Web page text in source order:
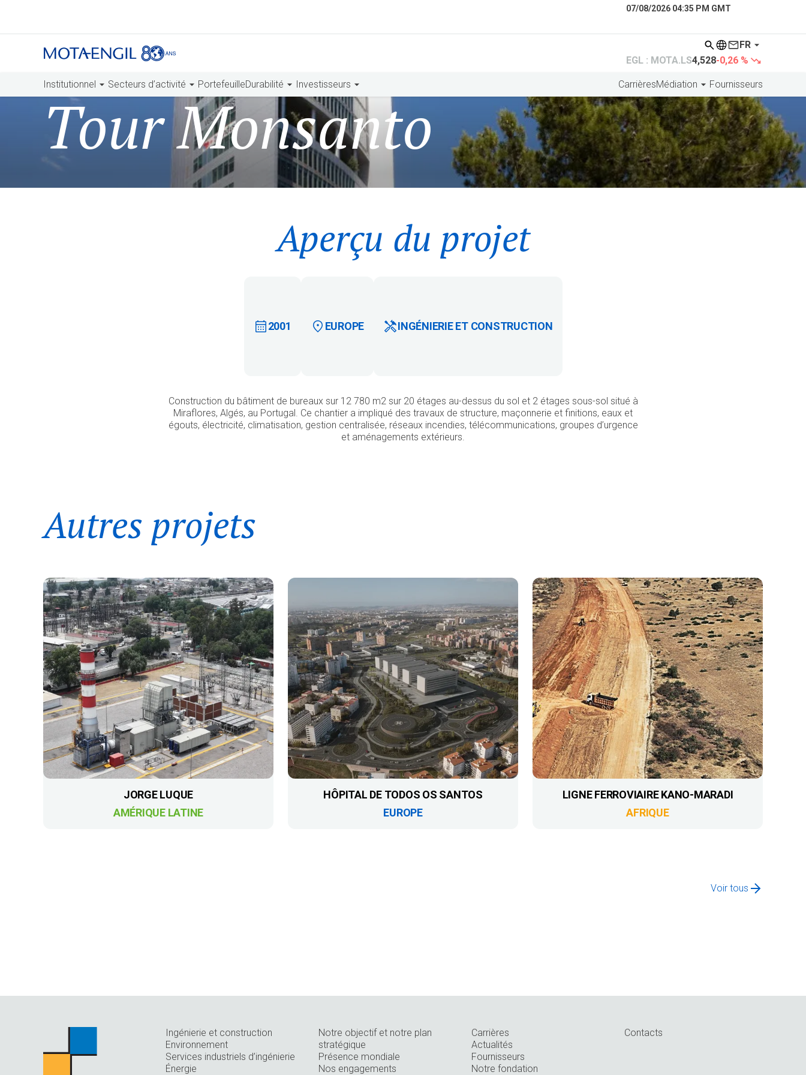
FR
07/08/2026 04:35 PM GMT
EGL : MOTA.LS4,528-0,26 %
Institutionnel Secteurs d’activité PortefeuilleDurabilité Investisseurs CarrièresMédiation Fournisseurs
Tour Monsanto
Aperçu du projet
2001 EUROPE INGÉNIERIE ET CONSTRUCTION
Construction du bâtiment de bureaux sur 12 780 m2 sur 20 étages au-dessus du sol et 2 étages sous-sol situé à
Miraflores, Algés, au Portugal. Ce chantier a impliqué des travaux de structure, maçonnerie et finitions, eaux et
égouts, électricité, climatisation, gestion centralisée, réseaux incendies, télécommunications, groupes d’urgence
et aménagements extérieurs.
Autres projets
JORGE LUQUE
AMÉRIQUE LATINE
HÔPITAL DE TODOS OS SANTOS
EUROPE
LIGNE FERROVIAIRE KANO-MARADI
AFRIQUE
Voir tous
Ingénierie et construction
Environnement
Services industriels d’ingénierie
Énergie
Notre objectif et notre plan
stratégique
Présence mondiale
Nos engagements
Carrières
Actualités
Fournisseurs
Notre fondation
Contacts